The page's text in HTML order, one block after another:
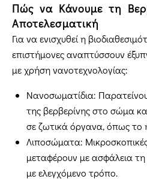
Πώς να Κάνουμε τη
Αποτελεσματική
Για να ενισχυθεί η
επιστήμονες αναπτύσσουν
με χρήση νανοτεχνολογίας:
Νανοσωματίδια:
της βερβερίνης στο σώμα
σε ζωτικά όργανα, όπως το
Λιποσώματα:
μεταφέρουν με ασφάλεια τη
με ελεγχόμενο τρόπο.